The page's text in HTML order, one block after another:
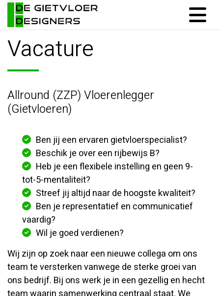
Vacature
Allround (ZZP) Vloerenlegger
(Gietvloeren)
Ben jij een ervaren gietvloerspecialist?
Beschik je over een rijbewijs B?
Heb je een flexibele instelling en geen 9-
tot-5-mentaliteit?
Streef jij altijd naar de hoogste kwaliteit?
Ben je representatief en communicatief
vaardig?
Wil je goed verdienen?
Wij zijn op zoek naar een nieuwe collega om ons
team te versterken vanwege de sterke groei van
ons bedrijf. Bij ons werk je in een gezellig en hecht